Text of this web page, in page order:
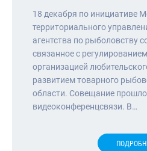
18 декабря по инициативе
территориального
агентства по рыболовству
связанное с
организацией
развитием товарного
области. Совещание
видеоконференцсвязи. В…